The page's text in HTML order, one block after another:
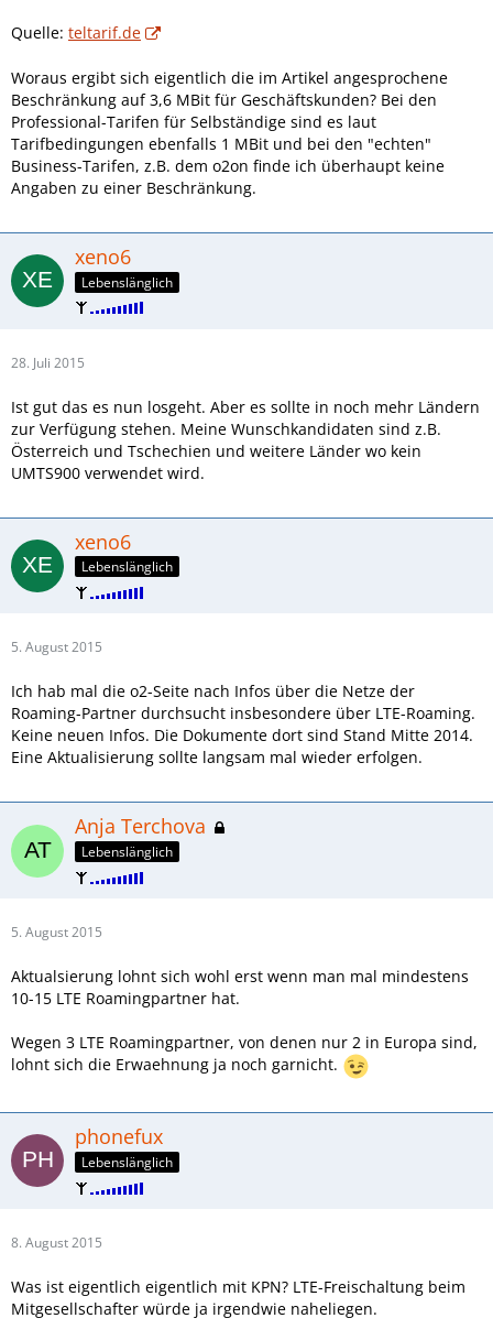
Quelle: teltarif.de
Woraus ergibt sich eigentlich die im Artikel angesprochene
Beschränkung auf 3,6 MBit für Geschäftskunden? Bei den
Professional-Tarifen für Selbständige sind es laut
Tarifbedingungen ebenfalls 1 MBit und bei den "echten"
Business-Tarifen, z.B. dem o2on finde ich überhaupt keine
Angaben zu einer Beschränkung.
xeno6
Lebenslänglich
28. Juli 2015
Ist gut das es nun losgeht. Aber es sollte in noch mehr Ländern
zur Verfügung stehen. Meine Wunschkandidaten sind z.B.
Österreich und Tschechien und weitere Länder wo kein
UMTS900 verwendet wird.
xeno6
Lebenslänglich
5. August 2015
Ich hab mal die o2-Seite nach Infos über die Netze der
Roaming-Partner durchsucht insbesondere über LTE-Roaming.
Keine neuen Infos. Die Dokumente dort sind Stand Mitte 2014.
Eine Aktualisierung sollte langsam mal wieder erfolgen.
Anja Terchova
Lebenslänglich
5. August 2015
Aktualsierung lohnt sich wohl erst wenn man mal mindestens
10-15 LTE Roamingpartner hat.
Wegen 3 LTE Roamingpartner, von denen nur 2 in Europa sind,
lohnt sich die Erwaehnung ja noch garnicht.
phonefux
Lebenslänglich
8. August 2015
Was ist eigentlich eigentlich mit KPN? LTE-Freischaltung beim
Mitgesellschafter würde ja irgendwie naheliegen.